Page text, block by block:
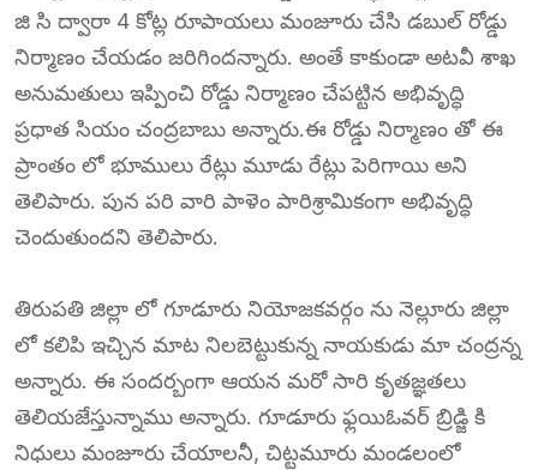
జి సి ద్వారా 4 కోట్ల రూపాయలు మంజూరు చేసి డబుల్ రోడ్డు
నిర్మాణం చేయడం జరిగిందన్నారు. అంతే కాకుండా అటవీ శాఖ
అనుమతులు ఇప్పించి రోడ్డు నిర్మాణం చేపట్టిన అభివృద్ధి
ప్రధాత సియం చంద్రబాబు అన్నారు.ఈ రోడ్డు నిర్మాణం తో ఈ
ప్రాంతం లో భూములు రేట్లు మూడు రేట్లు పెరిగాయి అని
తెలిపారు. పున పరి వారి పాళెం పారిశ్రామికంగా అభివృద్ధి
చెందుతుందని తెలిపారు.
తిరుపతి జిల్లా లో గూడూరు నియోజకవర్గం ను నెల్లూరు జిల్లా
లో కలిపి ఇచ్చిన మాట నిలబెట్టుకున్న నాయకుడు మా చంద్రన్న
అన్నారు. ఈ సందర్బంగా ఆయన మరో సారి కృతజ్ఞతలు
తెలియజేస్తున్నాము అన్నారు. గూడూరు ఫ్లయిఓవర్ బ్రిడ్జి కి
నిధులు మంజూరు చేయాలనీ, చిట్టమూరు మండలంలో